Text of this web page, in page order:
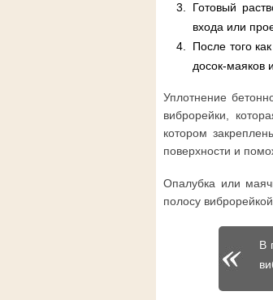
Готовый
входа или
После того
досок-маяков
Уплотнение
виброрейки,
котором
поверхности и
Опалубка или
полосу
В